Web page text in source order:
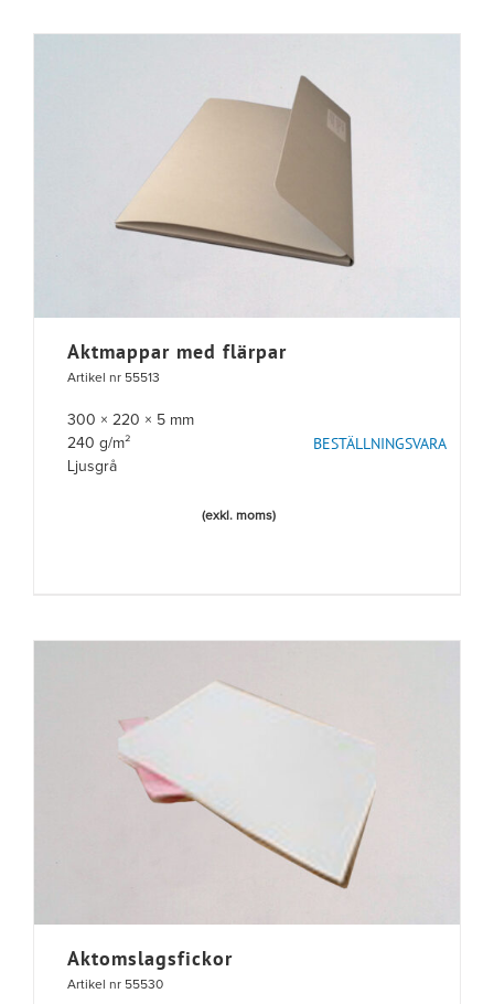
Aktmappar med flärpar
Artikel nr 55513
300 × 220 × 5 mm
240 g/m²
Ljusgrå
BESTÄLLNINGSVARA
(exkl. moms)
Aktomslagsfickor
Artikel nr 55530